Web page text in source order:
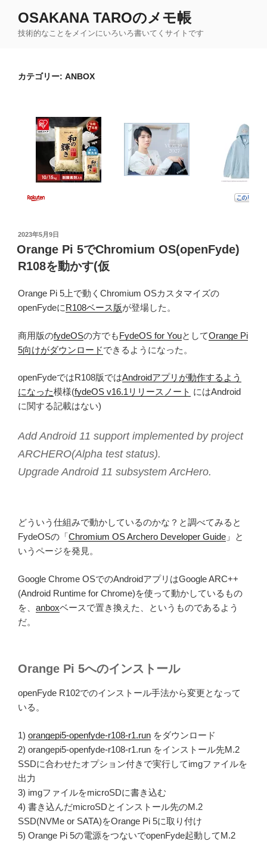
OSAKANA TAROのメモ帳
技術的なことをメインにいろいろ書いてくサイトです
カテゴリー: ANBOX
投
稿
日:
2023年5月9日
Orange Pi 5でChromium OS(openFyde)
R108を動かす(仮
Orange Pi 5上で動くChromium OSカスタマイズの
openFydeにR108ベース版が登場した。
商用版のfydeOSの方でもFydeOS for YouとしてOrange Pi
5向けがダウンロードできるようになった。
openFydeではR108版ではAndroidアプリが動作するよう
になった模様(fydeOS v16.1リリースノート にはAndroid
に関する記載はない)
Add Android 11 support implemented by project
ARCHERO(Alpha test status).
Upgrade Android 11 subsystem ArcHero.
どういう仕組みで動かしているのかな？と調べてみると
FydeOSの「Chromium OS Archero Developer Guide 」と
いうページを発見。
Google Chrome OSでのAndroidアプリはGoogle ARC++
(Android Runtime for Chrome)を使って動かしているもの
を、 anboxベースで置き換えた、というものであるよう
だ。
Orange Pi 5へのインストール
openFyde R102でのインストール手法から変更となって
いる。
1) orangepi5-openfyde-r108-r1.run をダウンロード
2) orangepi5-openfyde-r108-r1.run をインストール先M.2
SSDに合わせたオプション付きで実行してimgファイルを
出力
3) imgファイルをmicroSDに書き込む
4) 書き込んだmicroSDとインストール先のM.2
SSD(NVMe or SATA)をOrange Pi 5に取り付け
5) Orange Pi 5の電源をつないでopenFyde起動してM.2